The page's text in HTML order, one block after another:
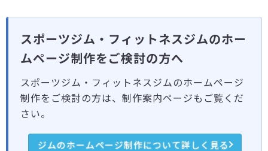
スポーツジム・フィットネスジムのホー
ムページ制作をご検討の方へ
スポーツジム・フィットネスジムのホームページ
制作をご検討の方は、制作案内ページもご覧くだ
さい。
ジムのホームページ制作について詳しく見る